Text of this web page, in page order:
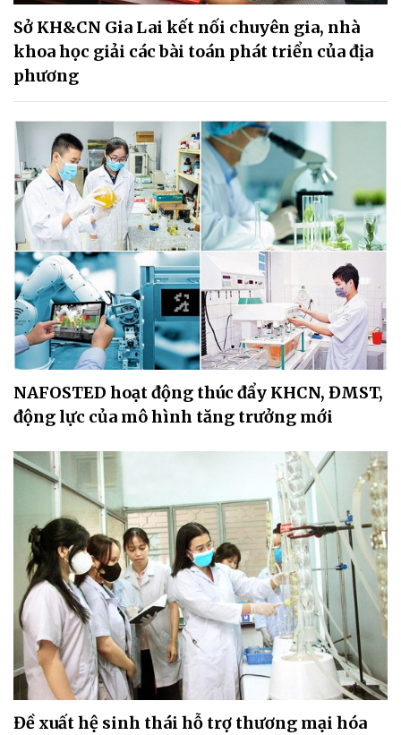
Sở KH&CN Gia Lai kết nối chuyên gia, nhà
khoa học giải các bài toán phát triển của địa
phương
NAFOSTED hoạt động thúc đẩy KHCN, ĐMST,
động lực của mô hình tăng trưởng mới
Đề xuất hệ sinh thái hỗ trợ thương mại hóa